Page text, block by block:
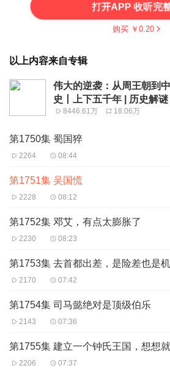
打开APP 收听完
购买 ￥ 0.20
以上内容来自专辑
伟大的逆袭：从周王朝到
史丨上下五千年 | 历史解谜
8446.61万 18.06万
第1750集 蜀国猝
2264 08:44
第1751集 吴国慌
2228 08:12
第1752集 邓艾，有点太膨胀了
2230 08:23
第1753集 去首都出差，是险差也是
2170 07:42
第1754集 司马懿绝对是顶级伯乐
2143 07:36
第1755集 建立一个钟氏王国，想想
2206 07:37